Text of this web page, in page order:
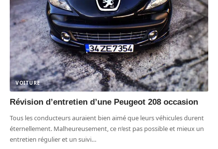
VOITURE
Révision d’entretien d’une Peugeot 208 occasion
Tous les conducteurs auraient bien aimé que leurs véhicules durent
éternellement. Malheureusement, ce n’est pas possible et mieux un
entretien régulier et un suivi…